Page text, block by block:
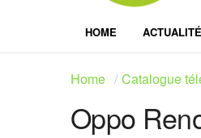
HOME ACTUALITÉ
Home Catalogue
Oppo